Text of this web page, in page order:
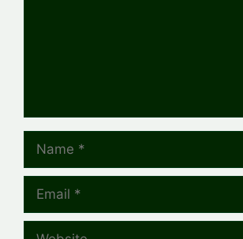
Name
Email
Website